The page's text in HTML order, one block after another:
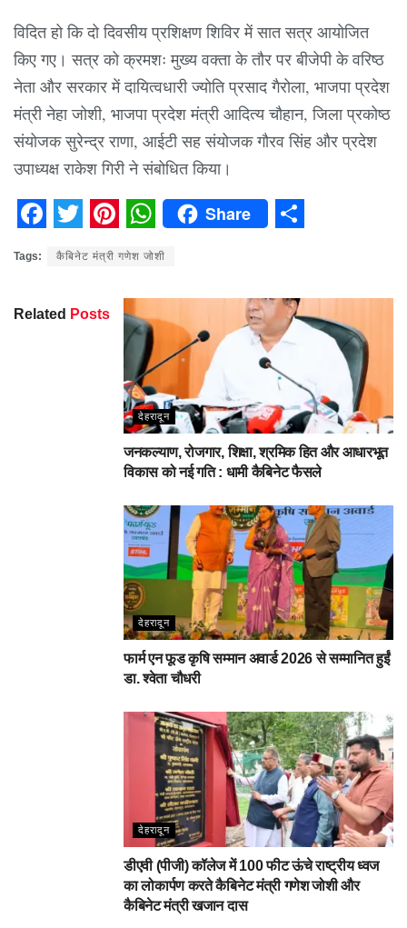
विदित हो कि दो दिवसीय प्रशिक्षण शिविर में सात सत्र आयोजित
किए गए। सत्र को क्रमशः मुख्य वक्ता के तौर पर बीजेपी के वरिष्ठ
नेता और सरकार में दायित्वधारी ज्योति प्रसाद गैरोला, भाजपा प्रदेश
मंत्री नेहा जोशी, भाजपा प्रदेश मंत्री आदित्य चौहान, जिला प्रकोष्ठ
संयोजक सुरेन्द्र राणा, आईटी सह संयोजक गौरव सिंह और प्रदेश
उपाध्यक्ष राकेश गिरी ने संबोधित किया।
Facebook
TwitterPinterest
WhatsApp
Share
Tags: कैबिनेट मंत्री गणेश जोशी
Related Posts
देहरादून
जनकल्याण, रोजगार, शिक्षा, श्रमिक हित और आधारभूत
विकास को नई गति : धामी कैबिनेट फैसले
देहरादून
फार्म एन फूड कृषि सम्मान अवार्ड 2026 से सम्मानित हुईं
डा. श्वेता चौधरी
देहरादून
डीएवी (पीजी) कॉलेज में 100 फीट ऊंचे राष्ट्रीय ध्वज
का लोकार्पण करते कैबिनेट मंत्री गणेश जोशी और
कैबिनेट मंत्री खजान दास